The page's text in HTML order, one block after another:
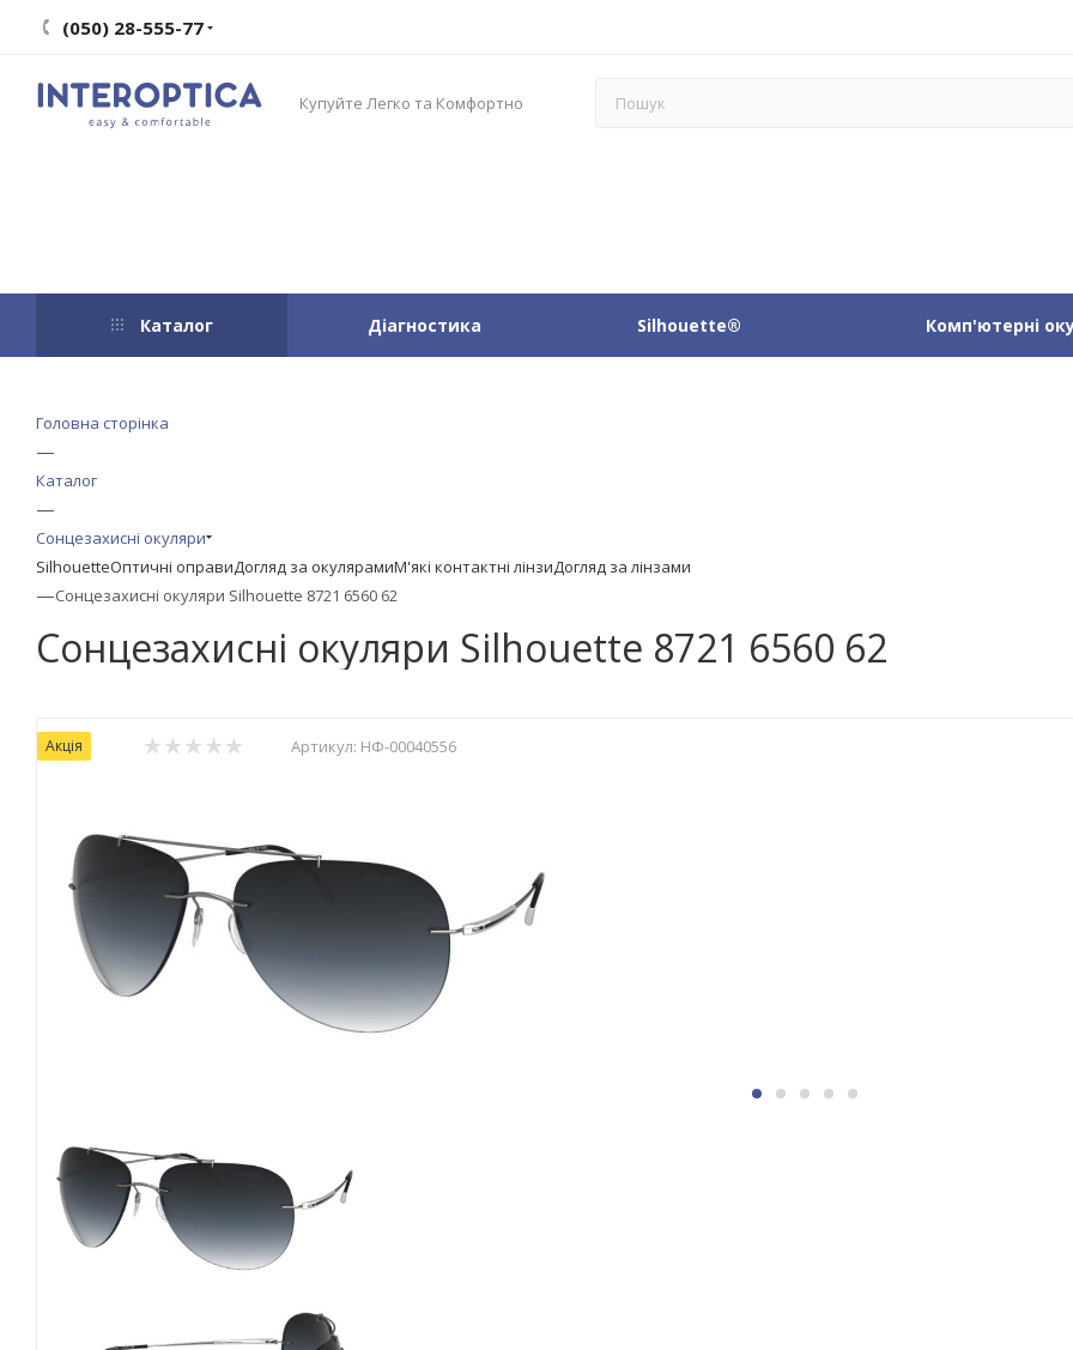
(050) 28-555-77
Купуйте Легко та Комфортно
Каталог Діагностика Silhouette® Комп'ютерні
Головна сторінка
—
Каталог
—
Сонцезахисні окуляри
SilhouetteОптичні оправиДогляд за окулярамиМ'які контактні лінзиДогляд за лінзами
—Сонцезахисні окуляри Silhouette 8721 6560 62
Сонцезахисні окуляри Silhouette 8721 6560 62
Акція Артикул: НФ-00040556